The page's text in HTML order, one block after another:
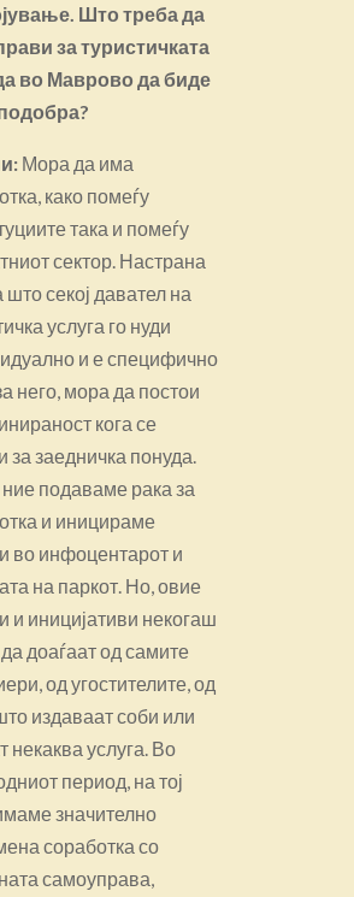
Што треба да
за туристичката
во Маврово да биде
Мора да има
како помеѓу
така и помеѓу
сектор. Настрана
што секој давател на
услуга го нуди
и е специфично
него, мора да постои
кога се
за заедничка понуда.
подаваме рака за
и иницираме
во инфоцентарот и
на паркот. Но, овие
и иницијативи некогаш
доаѓаат од самите
од угостителите, од
издаваат соби или
некаква услуга. Во
период, на тој
значително
соработка со
самоуправа,